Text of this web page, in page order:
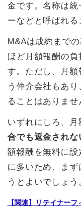
金です。名称は統
ーなどと呼ばれる
M&Aは成約まで
ほど月額報酬の
す。ただし、月
う仲介会社もあ
ることはありませ
いずれにしろ、月
合でも返金されな
額報酬を無料に
に多いため、ま
うとよいでしょう
【関連】リテイナー